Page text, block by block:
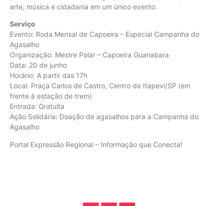
arte, música e cidadania em um único evento.
Serviço
Evento: Roda Mensal de Capoeira – Especial Campanha do
Agasalho
Organização: Mestre Polar – Capoeira Guanabara
Data: 20 de junho
Horário: A partir das 17h
Local: Praça Carlos de Castro, Centro de Itapevi/SP (em
frente à estação de trem)
Entrada: Gratuita
Ação Solidária: Doação de agasalhos para a Campanha do
Agasalho
Portal Expressão Regional – Informação que Conecta!